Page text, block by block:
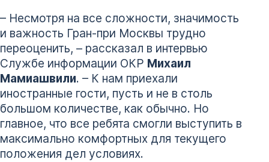
– Несмотря на все сложности, значимость
и важность Гран-при Москвы трудно
переоценить, – рассказал в интервью
Службе информации ОКР Михаил
Мамиашвили. – К нам приехали
иностранные гости, пусть и не в столь
большом количестве, как обычно. Но
главное, что все ребята смогли выступить в
максимально комфортных для текущего
положения дел условиях.